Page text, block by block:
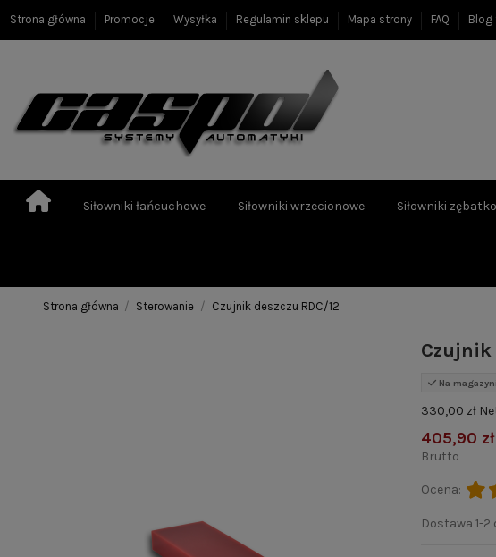
Strona główna Promocje Wysyłka Regulamin sklepu Mapa strony FAQ Blog
Siłowniki łańcuchowe Siłowniki wrzecionowe Siłowniki
Strona główna Sterowanie Czujnik deszczu RDC/12
Czujnik
Na
330,00 zł
405,90 zł
Brutto
Ocena:
Dostawa 1-2